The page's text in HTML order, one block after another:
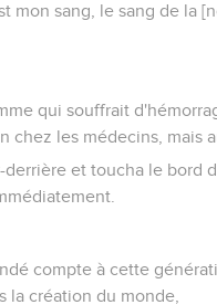
mon sang, le sang de la
qui souffrait
chez les médecins, mais
derrière et toucha le bord
compte à cette
la création du monde,